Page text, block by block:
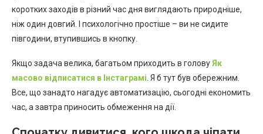
коротких заходів в різний час дня виглядають природніше,
ніж один довгий. І психологічно простіше – ви не сидите
півгодини, втупившись в кнопку.
Якщо задача велика, багатьом приходить в голову Як
масово відписатися в Інстаграмі . Я б тут був обережним.
Все, що занадто нагадує автоматизацію, сьогодні економить
час, а завтра приносить обмеження на дії.